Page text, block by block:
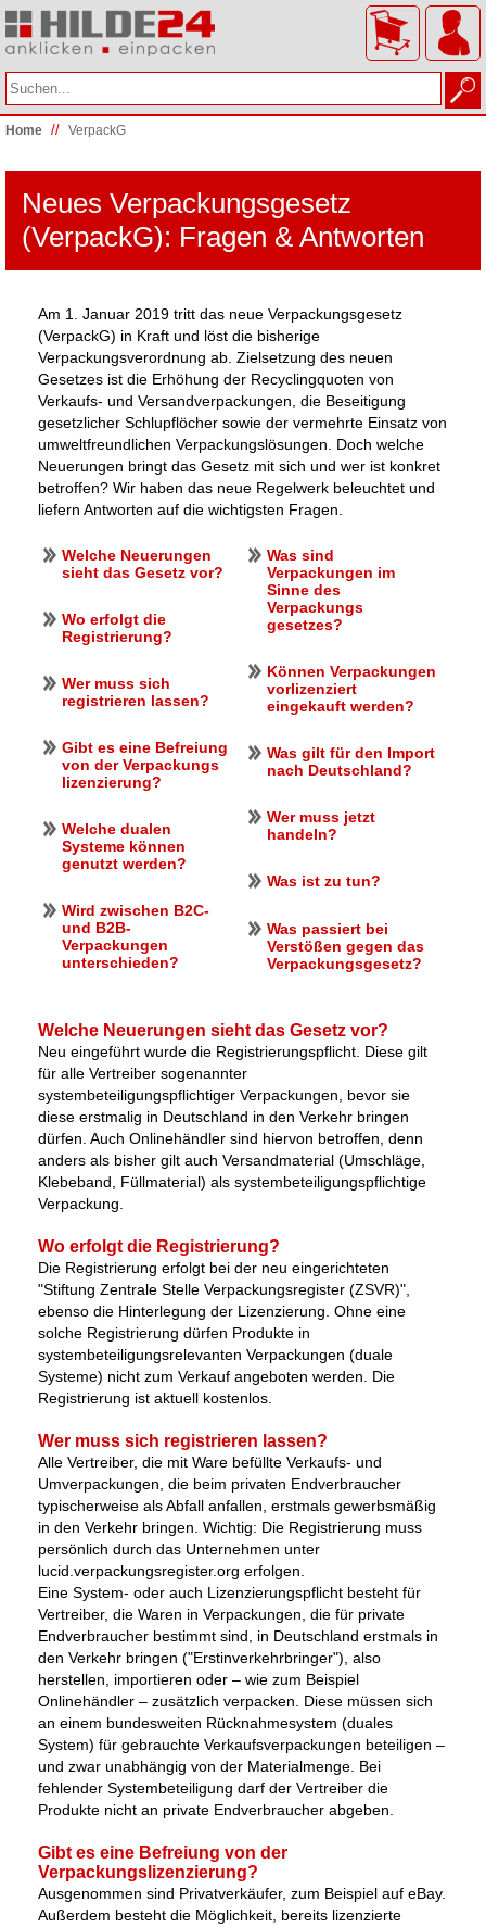
Home // VerpackG
Neues Verpackungsgesetz
(VerpackG): Fragen & Antworten
Am 1. Januar 2019 tritt das neue Verpackungsgesetz
(VerpackG) in Kraft und löst die bisherige
Verpackungsverordnung ab. Zielsetzung des neuen
Gesetzes ist die Erhöhung der Recyclingquoten von
Verkaufs- und Versandverpackungen, die Beseitigung
gesetzlicher Schlupflöcher sowie der vermehrte Einsatz von
umweltfreundlichen Verpackungslösungen. Doch welche
Neuerungen bringt das Gesetz mit sich und wer ist konkret
betroffen? Wir haben das neue Regelwerk beleuchtet und
liefern Antworten auf die wichtigsten Fragen.
Welche Neuerungen
sieht das Gesetz vor?
Wo erfolgt die
Registrierung?
Wer muss sich
registrieren lassen?
Gibt es eine Befreiung
von der Verpackungs
lizenzierung?
Welche dualen
Systeme können
genutzt werden?
Wird zwischen B2C-
und B2B-
Verpackungen
unterschieden?
Was sind
Verpackungen im
Sinne des
Verpackungs
gesetzes?
Können Verpackungen
vorlizenziert
eingekauft werden?
Was gilt für den Import
nach Deutschland?
Wer muss jetzt
handeln?
Was ist zu tun?
Was passiert bei
Verstößen gegen das
Verpackungsgesetz?
Welche Neuerungen sieht das Gesetz vor?
Neu eingeführt wurde die Registrierungspflicht. Diese gilt
für alle Vertreiber sogenannter
systembeteiligungspflichtiger Verpackungen, bevor sie
diese erstmalig in Deutschland in den Verkehr bringen
dürfen. Auch Onlinehändler sind hiervon betroffen, denn
anders als bisher gilt auch Versandmaterial (Umschläge,
Klebeband, Füllmaterial) als systembeteiligungspflichtige
Verpackung.
Wo erfolgt die Registrierung?
Die Registrierung erfolgt bei der neu eingerichteten
"Stiftung Zentrale Stelle Verpackungsregister (ZSVR)",
ebenso die Hinterlegung der Lizenzierung. Ohne eine
solche Registrierung dürfen Produkte in
systembeteiligungsrelevanten Verpackungen (duale
Systeme) nicht zum Verkauf angeboten werden. Die
Registrierung ist aktuell kostenlos.
Wer muss sich registrieren lassen?
Alle Vertreiber, die mit Ware befüllte Verkaufs- und
Umverpackungen, die beim privaten Endverbraucher
typischerweise als Abfall anfallen, erstmals gewerbsmäßig
in den Verkehr bringen. Wichtig: Die Registrierung muss
persönlich durch das Unternehmen unter
lucid.verpackungsregister.org erfolgen.
Eine System- oder auch Lizenzierungspflicht besteht für
Vertreiber, die Waren in Verpackungen, die für private
Endverbraucher bestimmt sind, in Deutschland erstmals in
den Verkehr bringen ("Erstinverkehrbringer"), also
herstellen, importieren oder – wie zum Beispiel
Onlinehändler – zusätzlich verpacken. Diese müssen sich
an einem bundesweiten Rücknahmesystem (duales
System) für gebrauchte Verkaufsverpackungen beteiligen –
und zwar unabhängig von der Materialmenge. Bei
fehlender Systembeteiligung darf der Vertreiber die
Produkte nicht an private Endverbraucher abgeben.
Gibt es eine Befreiung von der
Verpackungslizenzierung?
Ausgenommen sind Privatverkäufer, zum Beispiel auf eBay.
Außerdem besteht die Möglichkeit, bereits lizenzierte